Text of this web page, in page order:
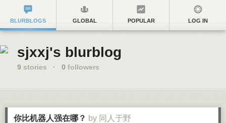
BLURBLOGS GLOBAL POPULAR LOG IN
sjxxj's blurblog
9 stories · 0 followers
你比机器人强在哪？ by 同人于野